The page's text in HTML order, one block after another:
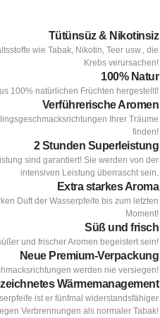
Tütünsüz & Nikotinsiz
wie Tabak, Nikotin, Teer usw., die
Krebs verursachen!
100% Natur
100% natürlichen Früchten hergestellt!
Verführerische Aromen
Ihrer Träume
finden!
2 Stunden Superleistung
sind garantiert! Sie werden von der
intensiven Leistung überrascht sein.
Extra starkes Aroma
Duft der Wasserpfeife bis zum letzten
Moment!
Süß und frisch
und frischer Aromen begeistert sein!
Neue Premium-Verpackung
werden nie versiegen!
Wärmemanagement
ist er fünfmal widerstandsfähiger
Verbrennungen als normaler Tabak!